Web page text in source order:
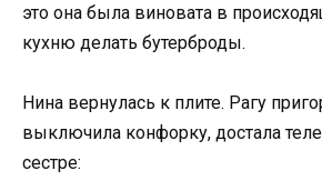
это она была виновата в
кухню делать бутерброды.
Нина вернулась к плите. Рагу
выключила конфорку, достала
сестре: